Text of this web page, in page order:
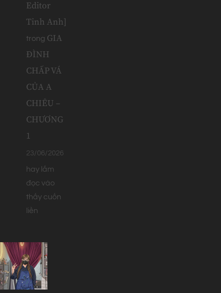
Editor
Tinh Anh]
trong GIA
ĐÌNH
CHẤP VÁ
CỦA A
CHIÊU –
CHƯƠNG
1
23/06/2026
hay lắm
đọc vào
thấy cuốn
liền